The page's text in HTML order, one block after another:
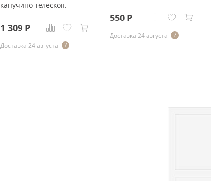
капучино телескоп.
1 309 Р
Доставка 24 августа
550 Р
Доставка 24 августа